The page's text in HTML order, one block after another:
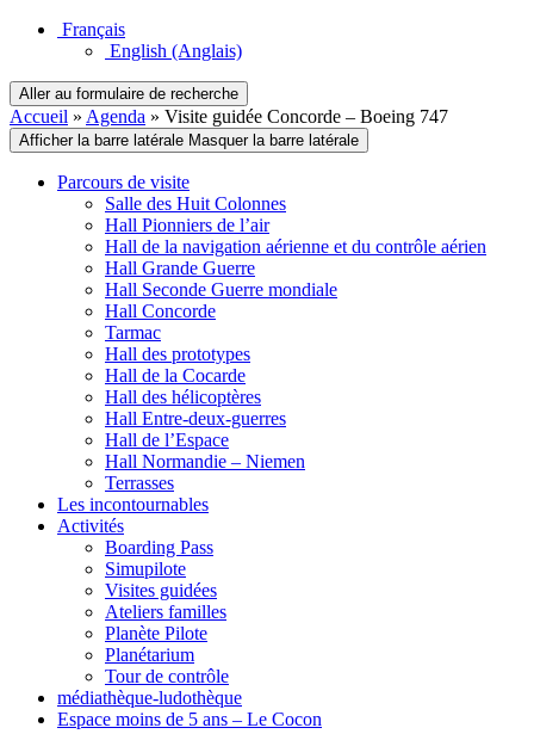
Français
English (Anglais)
Aller au formulaire de recherche
Accueil » Agenda » Visite guidée Concorde – Boeing 747
Afficher la barre latérale Masquer la barre latérale
Parcours de visite
Salle des Huit Colonnes
Hall Pionniers de l’air
Hall de la navigation aérienne et du contrôle aérien
Hall Grande Guerre
Hall Seconde Guerre mondiale
Hall Concorde
Tarmac
Hall des prototypes
Hall de la Cocarde
Hall des hélicoptères
Hall Entre-deux-guerres
Hall de l’Espace
Hall Normandie – Niemen
Terrasses
Les incontournables
Activités
Boarding Pass
Simupilote
Visites guidées
Ateliers familles
Planète Pilote
Planétarium
Tour de contrôle
médiathèque-ludothèque
Espace moins de 5 ans – Le Cocon